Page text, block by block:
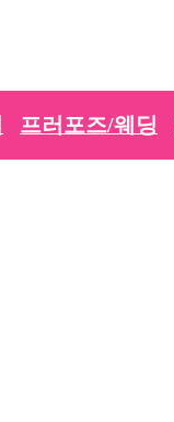
프러포즈/웨딩